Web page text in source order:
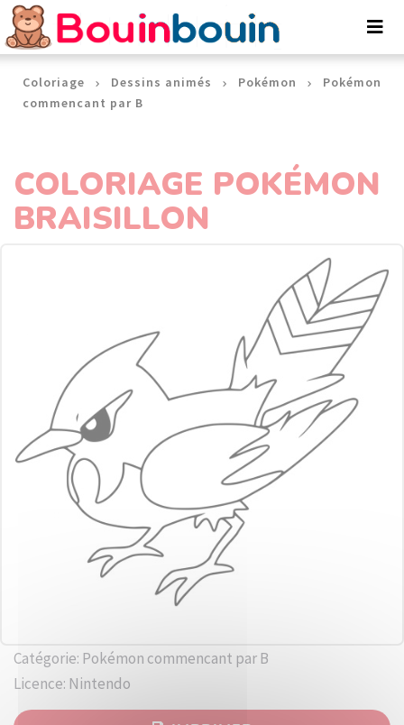
Coloriage Dessins animés Pokémon
Pokémon
commencant par B
COLORIAGE POKÉMON
BRAISILLON
Catégorie: Pokémon commencant par B
Licence: Nintendo
Panneau de gestion des cookies